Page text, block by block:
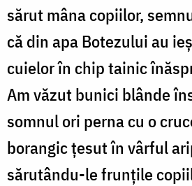
sărut mâna copiilor,
că din apa Botezului au
cuielor în chip tainic
Am văzut bunici blânde
somnul ori perna cu o
borangic țesut în vârful
sărutându-le frunțile